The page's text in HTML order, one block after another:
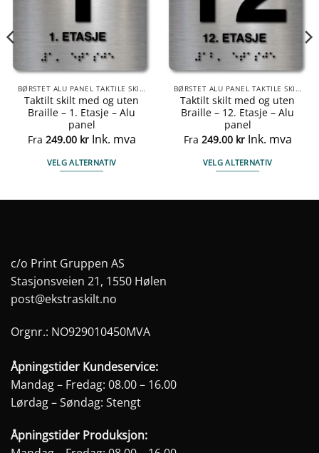
BØRSTET ALU PANEL TAKTILE SKILTER
Taktilt skilt med og uten
Braille – 1. Etasje – Alu
panel
Fra 249.00 kr Ink. mva
VELG ALTERNATIV
kan
velges
på
BØRSTET ALU PANEL TAKTILE SKILTER
Taktilt skilt med og uten
Braille – 12. Etasje – Alu
panel
Fra 249.00 kr Ink. mva
VELG ALTERNATIV
c/o Print Gruppen AS
Stasjonsveien 21, 1550 Hølen
post@ekstraskilt.no
Orgnr.: NO929010450MVA
Åpningstider Kundeservice:
Mandag – Fredag: 08.00 – 16.00
Lørdag – Søndag: Stengt
Åpningstider Produksjon: